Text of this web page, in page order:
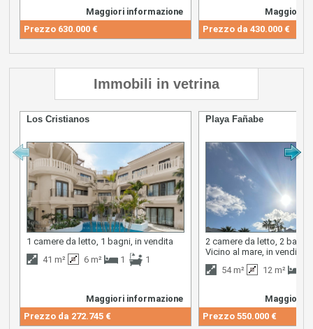
Maggiori informazione
Prezzo 630.000 €
Maggiori
Prezzo da 430.000 €
Immobili in vetrina
Los Cristianos
1 camere da letto, 1 bagni, in vendita
41 m²
6 m² 1 1
Maggiori informazione
Prezzo da 272.745 €
Playa Fañabe
2 camere da letto, 2
Vicino al mare, in vendita
54 m²
12 m²
Maggiori
Prezzo 550.000 €